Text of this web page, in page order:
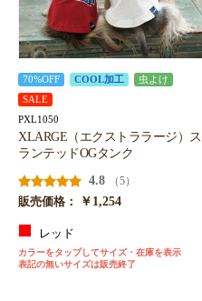
70%OFF COOL加工
虫よけ
SALE
PXL1050
XLARGE（エクストララージ）ス
ランテッドOGタンク
4.8
（5）
販売価格：
￥1,254
レッド
カラーをタップしてサイズ・在庫を表示
表記の無いサイズは販売終了